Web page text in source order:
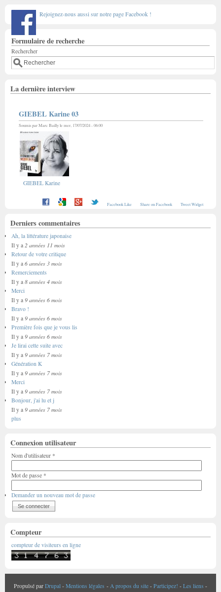
Rejoignez-nous aussi sur notre page Facebook !
Formulaire de recherche
Rechercher
La dernière interview
GIEBEL Karine 03
Soumis parMarc Baillyle mer, 17/07/2024 - 06:00
GIEBEL Karine
Facebook Like Share on Facebook Tweet Widget
Derniers commentaires
Ah, la littérature japonaise
Il y a 2 années 11 mois
Retour de votre critique
Il y a 6 années 3 mois
Remerciements
Il y a 8 années 4 mois
Merci
Il y a 9 années 6 mois
Bravo !
Il y a 9 années 6 mois
Première fois que je vous lis
Il y a 9 années 6 mois
Je lirai cette suite avec
Il y a 9 années 7 mois
Génération K
Il y a 9 années 7 mois
Merci
Il y a 9 années 7 mois
Bonjour, j'ai lu et j
Il y a 9 années 7 mois
plus
Connexion utilisateur
Nom d'utilisateur *
Mot de passe *
Demander un nouveau mot de passe
Compteur
compteur de visiteurs en ligne
Propulsé par Drupal - Mentions légales - A propos du site - Participez! - Les liens -